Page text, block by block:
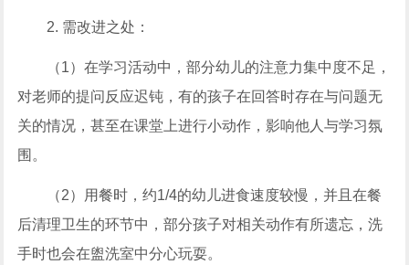
2. 需改进之处：
（1）在学习活动中，部分幼儿的注意力集中度不足，
对老师的提问反应迟钝，有的孩子在回答时存在与问题无
关的情况，甚至在课堂上进行小动作，影响他人与学习氛
围。
（2）用餐时，约1/4的幼儿进食速度较慢，并且在餐
后清理卫生的环节中，部分孩子对相关动作有所遗忘，洗
手时也会在盥洗室中分心玩耍。